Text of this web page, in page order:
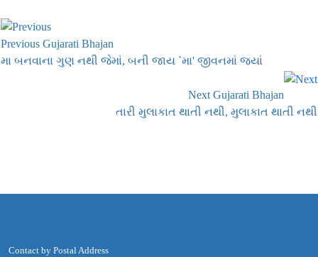
Previous Gujarati Bhajan
મા બનવાના ગુણ નથી જેમાં, બની જાય `મા' જીવનમાં જ્યાં
Next Gujarati Bhajan
તારી મુલાકાત થાતી નથી, મુલાકાત થાતી નથી
Contact by Postal Address